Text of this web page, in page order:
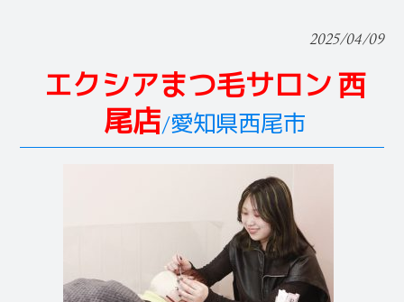
2025/04/09
エクシアまつ毛サロン 西
尾店/愛知県西尾市